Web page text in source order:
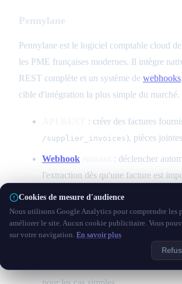
Pennylane
Pennylane est le logiciel comptable cloud
les PME françaises modernes. Il intègre
REST complète et un système de webhooks
cible d'intégration la plus simple du marché.
: créer des factures
/supplier_invoices ), pièces
Webhook
: déclencher
l'extraction dès qu'une facture est
IntégrationN8N: node Pennylane
— workflow complet en < 30 minutes
: Pennylane inclut sa
Cookies de mesure d'audience
Nous utilisons Google Analytics pour comprendre les
améliorer le site. Aucun cookie publicitaire. Vous
sur votre navigation. En savoir plus